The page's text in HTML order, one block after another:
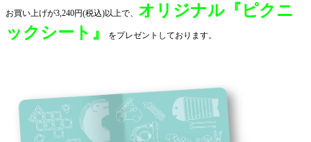
お買い上げが3,240円(税込)以上で、 オリジナル『ピクニ
ックシート』
をプレゼント しております。